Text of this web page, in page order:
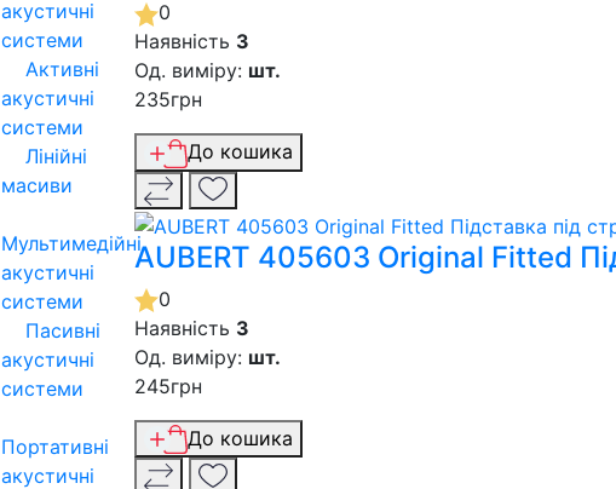
акустичні
системи
Активні
акустичні
системи
Лінійні
масиви
Мультимедійні
акустичні
системи
Пасивні
акустичні
системи
Портативні
акустичні
0
Наявність 3
Од. виміру: шт.
235грн
До кошика
AUBERT 405603 Original Fitted
0
Наявність 3
Од. виміру: шт.
245грн
До кошика